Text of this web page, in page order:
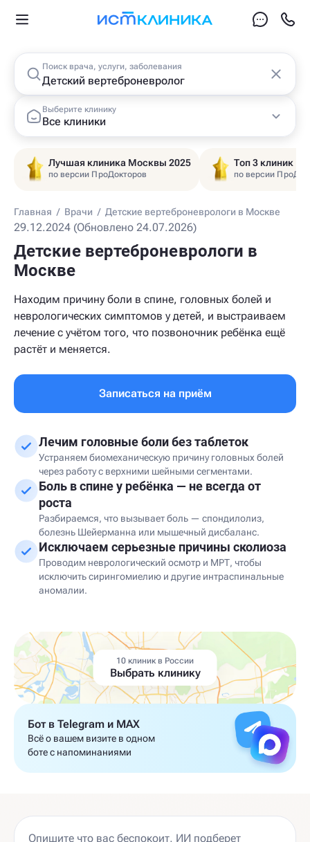
Поиск врача, услуги, заболевания
Выберите клинику
Все клиники
Лучшая клиника Москвы 2025
по версии ПроДокторов
Топ 3 клиник
по версии
Главная / Врачи / Детские вертеброневрологи в Москве
29.12.2024 (Обновлено 24.07.2026)
Детские вертеброневрологи в
Москве
Находим причину боли в спине, головных болей и
неврологических симптомов у детей, и выстраиваем
лечение с учётом того, что позвоночник ребёнка ещё
растёт и меняется.
Записаться на приём
Лечим головные боли без таблеток
Устраняем биомеханическую причину головных болей
через работу с верхними шейными сегментами.
Боль в спине у ребёнка — не всегда от
роста
Разбираемся, что вызывает боль — спондилолиз,
болезнь Шейерманна или мышечный дисбаланс.
Исключаем серьезные причины сколиоза
Проводим неврологический осмотр и МРТ, чтобы
исключить сирингомиелию и другие интраспинальные
аномалии.
10 клиник в России
Выбрать клинику
Бот в Telegram и MAX
Всё о вашем визите в одном
боте с напоминаниями